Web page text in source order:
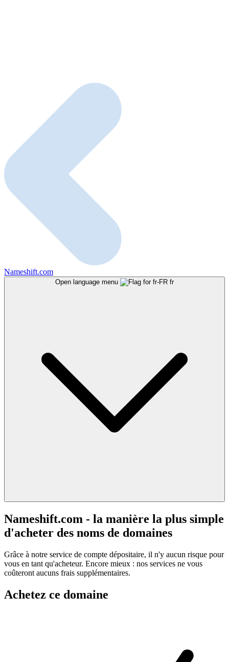
Nameshift.com
Open language menu fr
Nameshift.com - la manière la plus simple
d'acheter des noms de domaines
Grâce à notre service de compte dépositaire, il n'y aucun risque pour
vous en tant qu'acheteur. Encore mieux : nos services ne vous
coûteront aucuns frais supplémentaires.
Achetez ce domaine